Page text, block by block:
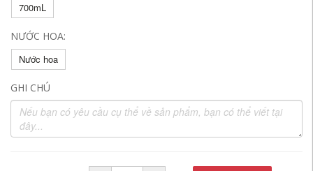
700mL
NƯỚC HOA:
Nước hoa
GHI CHÚ